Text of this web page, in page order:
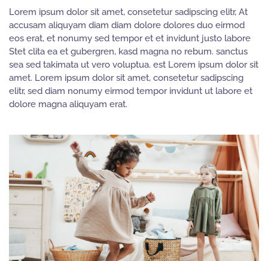
Lorem ipsum dolor sit amet, consetetur sadipscing elitr, At
accusam aliquyam diam diam dolore dolores duo eirmod
eos erat, et nonumy sed tempor et et invidunt justo labore
Stet clita ea et gubergren, kasd magna no rebum. sanctus
sea sed takimata ut vero voluptua. est Lorem ipsum dolor sit
amet. Lorem ipsum dolor sit amet, consetetur sadipscing
elitr, sed diam nonumy eirmod tempor invidunt ut labore et
dolore magna aliquyam erat.